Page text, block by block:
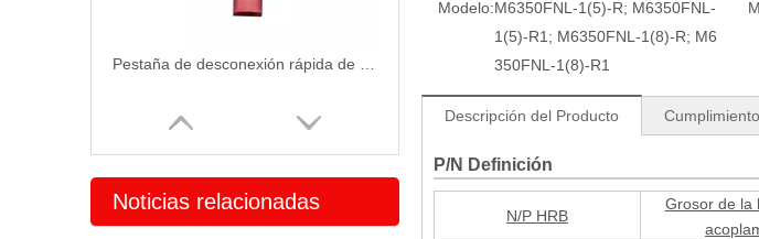
Noticias relacionadas
Modelo:M6350FNL-1(5)-R; M6350FNL-
1(5)-R1; M6350FNL-1(8)-R; M6
350FNL-1(8)-R1
Descripción del Producto
P/N Definición
N/P HRB
Grosor de la